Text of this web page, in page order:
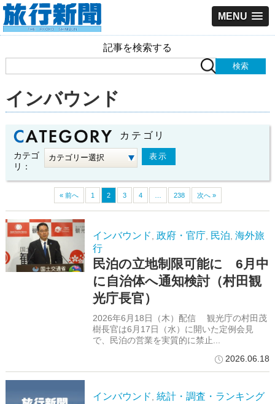
MENU
記事を検索する
インバウンド
カテゴリ
カテゴ
リ：
« 前へ 1 2 3 4 238 次へ »
インバウンド, 政府・官庁, 民泊, 海外旅
行
民泊の立地制限可能に 6月中
に自治体へ通知検討（村田観
光庁長官）
2026年6月18日（木）配信 観光庁の村田茂
樹長官は6月17日（水）に開いた定例会見
で、民泊の営業を実質的に禁止...
2026.06.18
インバウンド, 統計・調査・ランキング